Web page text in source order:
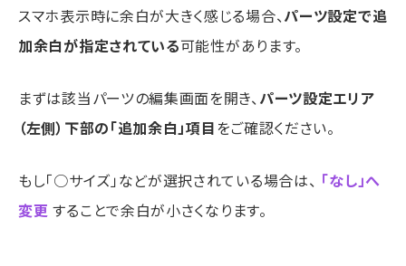
スマホ表示時に余白が大きく感じる場合、パーツ設定で追
加余白が指定されている可能性があります。
まずは該当パーツの編集画面を開き、パーツ設定エリア
（左側）下部の「追加余白」項目をご確認ください。
もし「○サイズ」などが選択されている場合は、 「なし」へ
変更 することで余白が小さくなります。